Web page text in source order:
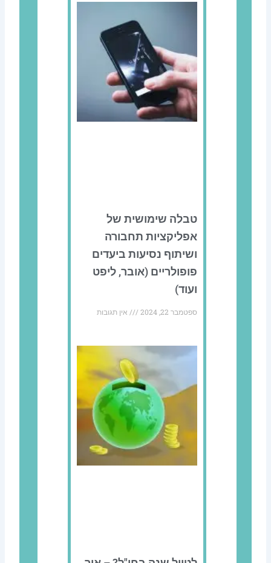
טבלה שימושית של
אפליקציות תחבורה
ושיתוף נסיעות ביעדים
פופולריים (אובר, ליפט
ועוד)
ספטמבר 22, 2024 אין תגובות